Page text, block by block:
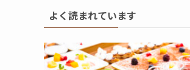
よく読まれています